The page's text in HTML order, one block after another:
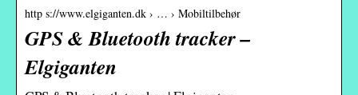
http s://www.elgiganten.dk › … › Mobiltilbehør
GPS & Bluetooth tracker –
Elgiganten